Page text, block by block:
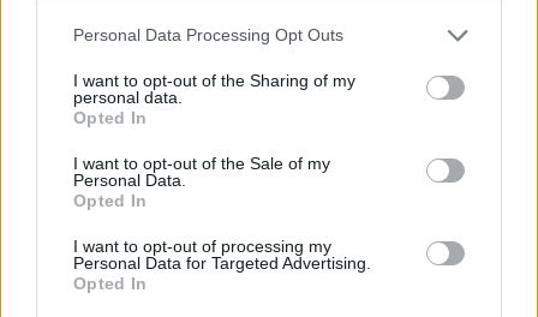
Personal Data Processing Opt Outs
I want to opt-out of the Sharing of my
personal data.
Opted In
I want to opt-out of the Sale of my
Personal Data.
Opted In
I want to opt-out of processing my
Personal Data for Targeted Advertising.
Opted In
Κιθάρας Πειραιά
16:55 - 16 Μαρτίου 2023
Η είσοδος και τις δύο ημέρες του φεστιβάλ είναι
ελεύθερη απαιτείται όμως η κράτηση θέσης μέσω
της ticketservices ή στο Ταμείο του Θεάτρου